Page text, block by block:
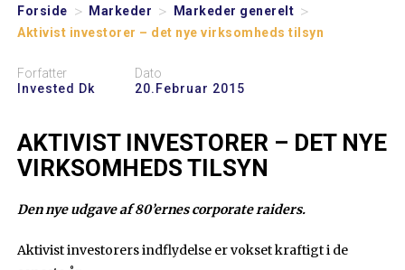
Forside > Markeder > Markeder generelt >
Aktivist investorer – det nye virksomheds tilsyn
Forfatter
Invested Dk
Dato
20.februar 2015
AKTIVIST INVESTORER – DET NYE
VIRKSOMHEDS TILSYN
Den nye udgave af 80’ernes corporate raiders.
Aktivist investorers indflydelse er vokset kraftigt i de